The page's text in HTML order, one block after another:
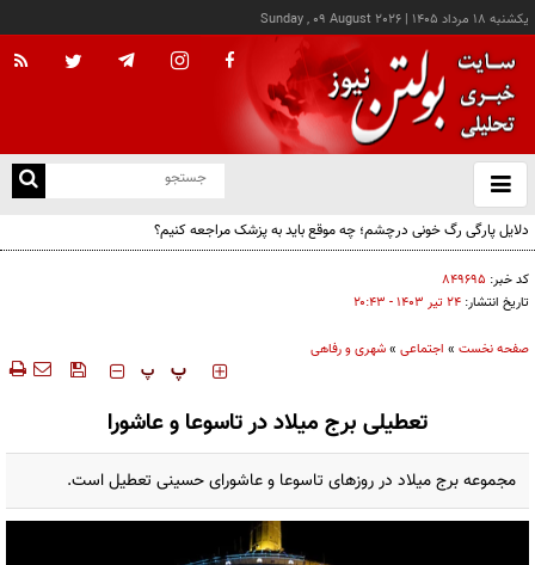
يکشنبه ۱۸ مرداد ۱۴۰۵ |
Sunday , 09 August 2026
باز
و
دلایل پارگی رگ خونی درچشم؛ چه موقع باید به پزشک مراجعه کنیم؟
کد خبر: ۸۴۹۶۹۵
تاریخ انتشار: ۲۴ تير ۱۴۰۳ - ۲۰:۴۳
صفحه نخست » اجتماعی »شهری و رفاهی
‍‍‍ پ پ
تعطیلی برج میلاد در تاسوعا و عاشورا
مجموعه برج میلاد در روزهای تاسوعا و عاشورای حسینی تعطیل است.